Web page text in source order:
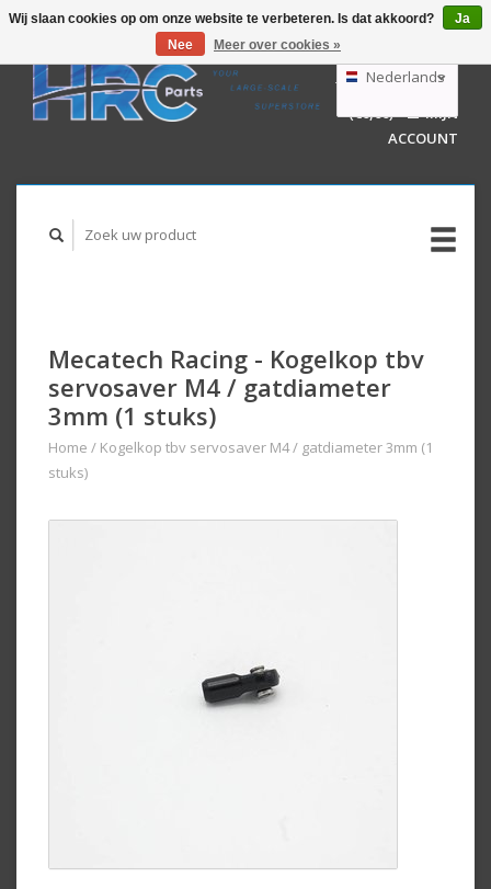
GBP
AUD
Nederlands
Deutsch
English
WINKELWAGEN
(€0,00)
MIJN
ACCOUNT
Mecatech Racing - Kogelkop tbv
servosaver M4 / gatdiameter
3mm (1 stuks)
Home / Kogelkop tbv servosaver M4 / gatdiameter 3mm (1
stuks)
Wij slaan cookies op om onze website te verbeteren. Is dat akkoord?
Ja
Nee
Meer over cookies »